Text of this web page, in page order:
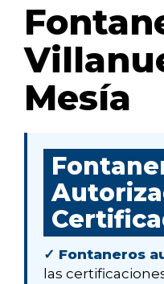
Mesía
✓ Fontaneros
las